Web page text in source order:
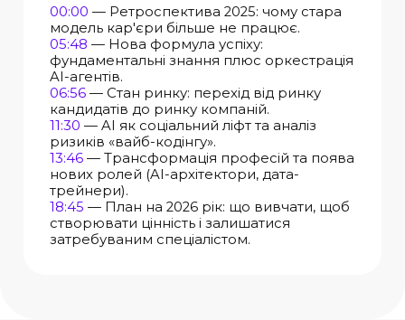
00:00 — Ретроспектива 2025: чому стара
модель кар'єри більше не працює.
05:48 — Нова формула успіху:
фундаментальні знання плюс оркестрація
AI-агентів.
06:56 — Стан ринку: перехід від ринку
кандидатів до ринку компаній.
11:30 — AI як соціальний ліфт та аналіз
ризиків «вайб-кодінгу».
13:46 — Трансформація професій та поява
нових ролей (AI-архітектори, дата-
трейнери).
18:45 — План на 2026 рік: що вивчати, щоб
створювати цінність і залишатися
затребуваним спеціалістом.